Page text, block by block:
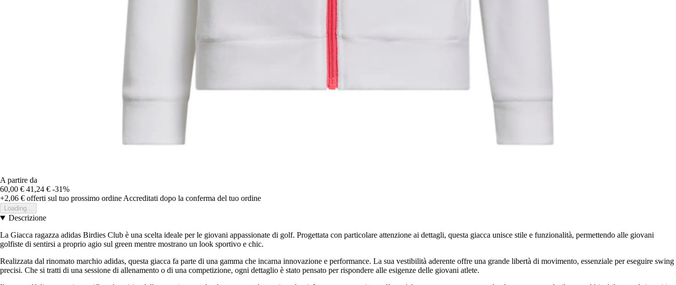
A partire da
60,00 € 41,24 € -31%
+2,06 € offerti sul tuo prossimo ordine Accreditati dopo la conferma del tuo ordine
Loading...
Descrizione
La Giacca ragazza adidas Birdies Club è una scelta ideale per le giovani appassionate di golf. Progettata con particolare attenzione ai dettagli, questa giacca unisce stile e funzionalità, permettendo alle giovani
golfiste di sentirsi a proprio agio sul green mentre mostrano un look sportivo e chic.
Realizzata dal rinomato marchio adidas, questa giacca fa parte di una gamma che incarna innovazione e performance. La sua vestibilità aderente offre una grande libertà di movimento, essenziale per eseguire swing
precisi. Che si tratti di una sessione di allenamento o di una competizione, ogni dettaglio è stato pensato per rispondere alle esigenze delle giovani atlete.